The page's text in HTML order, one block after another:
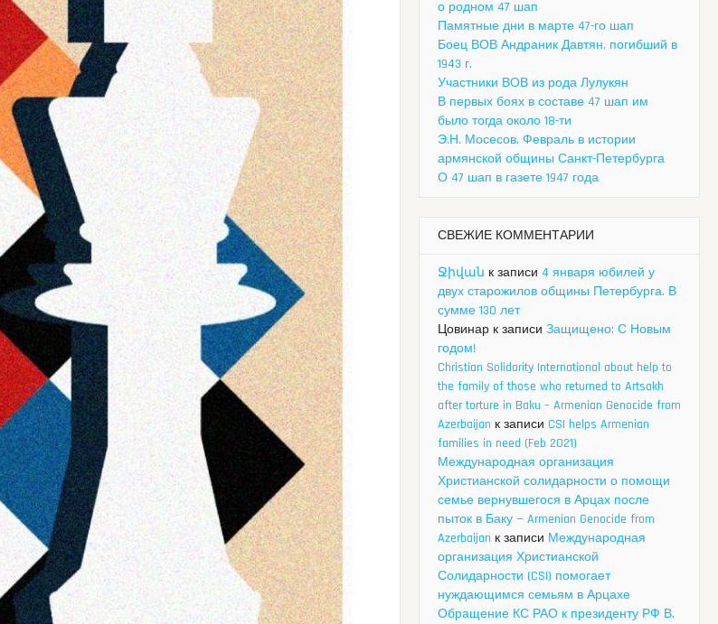
о родном 47 шап
Памятные дни в марте 47-го шап
Боец ВОВ Андраник Давтян, погибший в
1943 г.
Участники ВОВ из рода Лулукян
В первых боях в составе 47 шап им
было тогда около 18-ти
Э.Н. Мосесов. Февраль в истории
армянской общины Санкт-Петербурга
О 47 шап в газете 1947 года
СВЕЖИЕ КОММЕНТАРИИ
Ջիվան к записи 4 января юбилей у
двух старожилов общины Петербурга. В
сумме 130 лет
Цовинар к записи Защищено: С Новым
годом!
Christian Solidarity International about help to
the family of those who returned to Artsakh
after torture in Baku – Armenian Genocide from
Azerbaijan к записи CSI helps Armenian
families in need (Feb 2021)
Международная организация
Христианской солидарности о помощи
семье вернувшегося в Арцах после
пыток в Баку — Armenian Genocide from
Azerbaijan к записи Международная
организация Христианской
Солидарности (CSI) помогает
нуждающимся семьям в Арцахе
Обращение КС РАО к президенту РФ В.